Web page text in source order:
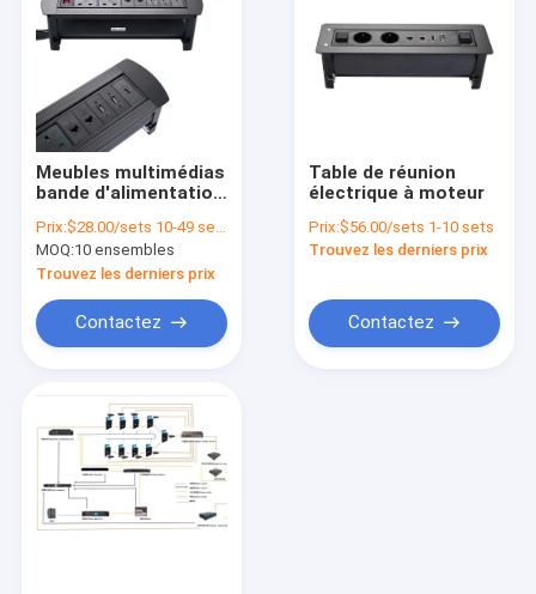
Meubles multimédias
bande d'alimentation
de courant pour
table de réunion
Prix:$28.00/sets 10-49 sets
MOQ:10 ensembles
Trouvez les derniers prix
Contactez
Table de réunion
électrique à moteur
Prix:$56.00/sets 1-10 sets
Trouvez les derniers prix
Contactez